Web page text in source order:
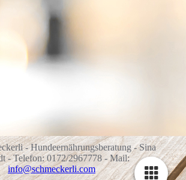
- Hundeernährungsberatung - Sina
- Telefon: 0172/2967778 - Mail:
info@schmeckerli.com